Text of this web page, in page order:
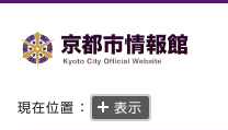
現在位置： 表示